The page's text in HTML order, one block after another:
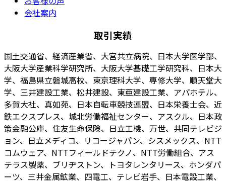
会社案内
取引実績
国土交通省、経済産業省、大宮共立病院、日本大学医学部、
大阪大学産業科学研究所、大阪大学基礎工学研究科、日本大
学、福島県立磐城高校、東京理科大学、専修大学、順天堂大
学、三井建設工業、松井建設、東亜建設工業、アパホテル、
多賀大社、真如苑、日本自転車競技連盟、日本栄養士会、近
鉄エクスプレス、城北労働福祉センター、アスクル、日本政
策金融公庫、住友生命保険、日立工機、万世、共同テレビジ
ョン、日立メディコ、リコージャパン、シスメックス、NTT
コムウェア、NTTフィールドテクノ、NTT労働組合、アス
テラス製薬、ブリヂストン、トヨタレンタリース、ホンダパ
ーツ、三井金属鉱業、四電工、テレビ岩手、日本電設工業、